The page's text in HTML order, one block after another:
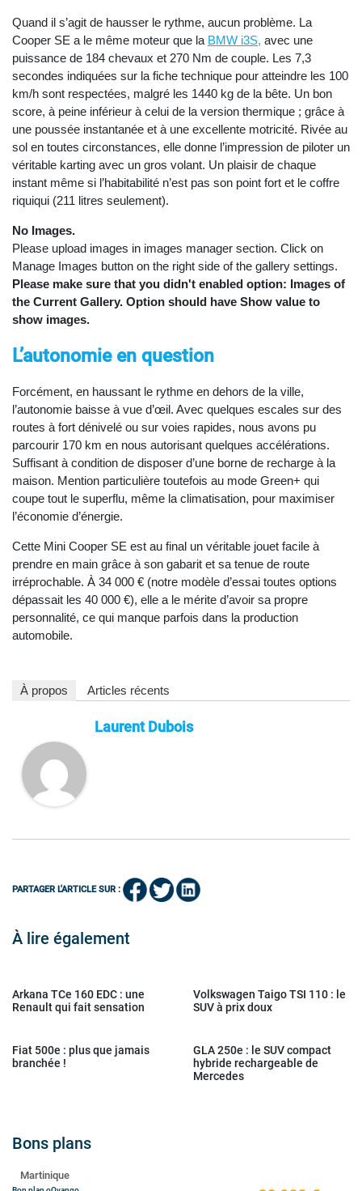
Quand il s’agit de hausser le rythme, aucun problème. La
Cooper SE a le même moteur que la BMW i3S, avec une
puissance de 184 chevaux et 270 Nm de couple. Les 7,3
secondes indiquées sur la fiche technique pour atteindre les 100
km/h sont respectées, malgré les 1440 kg de la bête. Un bon
score, à peine inférieur à celui de la version thermique ; grâce à
une poussée instantanée et à une excellente motricité. Rivée au
sol en toutes circonstances, elle donne l’impression de piloter un
véritable karting avec un gros volant. Un plaisir de chaque
instant même si l’habitabilité n’est pas son point fort et le coffre
riquiqui (211 litres seulement).
No Images.
Please upload images in images manager section. Click on
Manage Images button on the right side of the gallery settings.
Please make sure that you didn't enabled option: Images of
the Current Gallery. Option should have Show value to
show images.
L’autonomie en question
Forcément, en haussant le rythme en dehors de la ville,
l’autonomie baisse à vue d’œil. Avec quelques escales sur des
routes à fort dénivelé ou sur voies rapides, nous avons pu
parcourir 170 km en nous autorisant quelques accélérations.
Suffisant à condition de disposer d’une borne de recharge à la
maison. Mention particulière toutefois au mode Green+ qui
coupe tout le superflu, même la climatisation, pour maximiser
l’économie d’énergie.
Cette Mini Cooper SE est au final un véritable jouet facile à
prendre en main grâce à son gabarit et sa tenue de route
irréprochable. À 34 000 € (notre modèle d’essai toutes options
dépassait les 40 000 €), elle a le mérite d’avoir sa propre
personnalité, ce qui manque parfois dans la production
automobile.
À propos Articles récents
Laurent Dubois
PARTAGER L'ARTICLE SUR :
À lire également
Arkana TCe 160 EDC : une
Renault qui fait sensation
Volkswagen Taigo TSI 110 : le
SUV à prix doux
Fiat 500e : plus que jamais
branchée !
GLA 250e : le SUV compact
hybride rechargeable de
Mercedes
Bons plans
Martinique